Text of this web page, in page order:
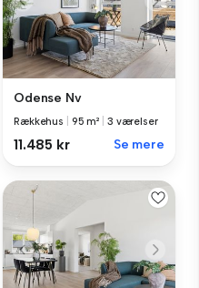
Odense Nv
Rækkehus 95 m² 3 værelser
11.485 kr Se mere